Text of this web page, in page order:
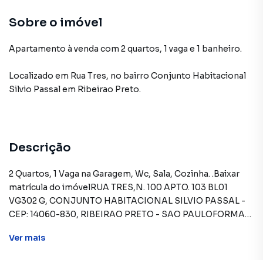
Sobre o imóvel
Apartamento à venda com 2 quartos, 1 vaga e 1 banheiro.
Localizado em Rua Tres, no bairro Conjunto Habitacional
Silvio Passalem Ribeirao Preto.
Descrição
2 Quartos, 1 Vaga na Garagem, Wc, Sala, Cozinha. .Baixar
matrícula do imóvelRUA TRES,N. 100 APTO. 103 BL01
VG302 G, CONJUNTO HABITACIONAL SILVIO PASSAL -
CEP: 14060-830, RIBEIRAO PRETO - SAO PAULOFORMAS
utilização de FGTS. Consulte condições e
Ver mais